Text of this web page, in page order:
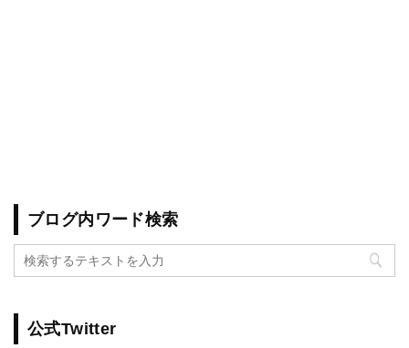
ブログ内ワード検索
公式Twitter